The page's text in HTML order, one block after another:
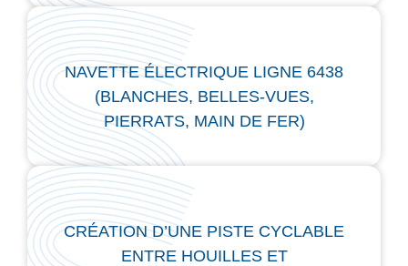
NAVETTE ÉLECTRIQUE LIGNE 6438
(BLANCHES, BELLES-VUES,
PIERRATS, MAIN DE FER)
CRÉATION D’UNE PISTE CYCLABLE
ENTRE HOUILLES ET